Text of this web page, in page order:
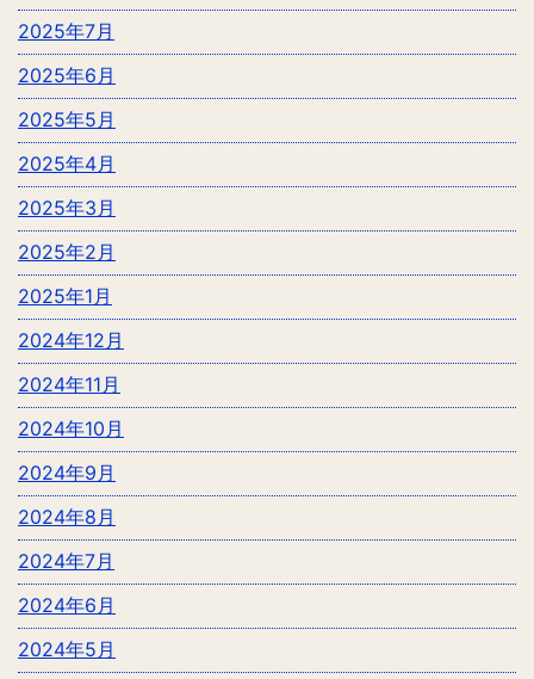
2025年7月
2025年6月
2025年5月
2025年4月
2025年3月
2025年2月
2025年1月
2024年12月
2024年11月
2024年10月
2024年9月
2024年8月
2024年7月
2024年6月
2024年5月